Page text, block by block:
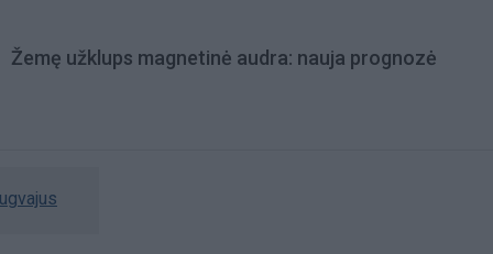
Žemę užklups magnetinė audra: nauja prognozė